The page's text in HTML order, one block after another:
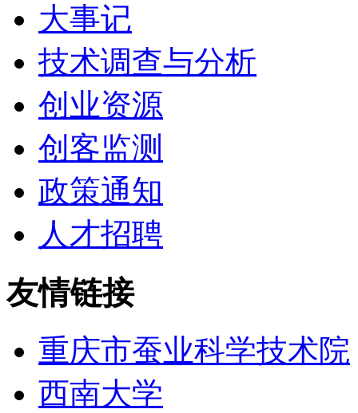
大事记
技术调查与分析
创业资源
创客监测
政策通知
人才招聘
友情链接
重庆市蚕业科学技术院
西南大学